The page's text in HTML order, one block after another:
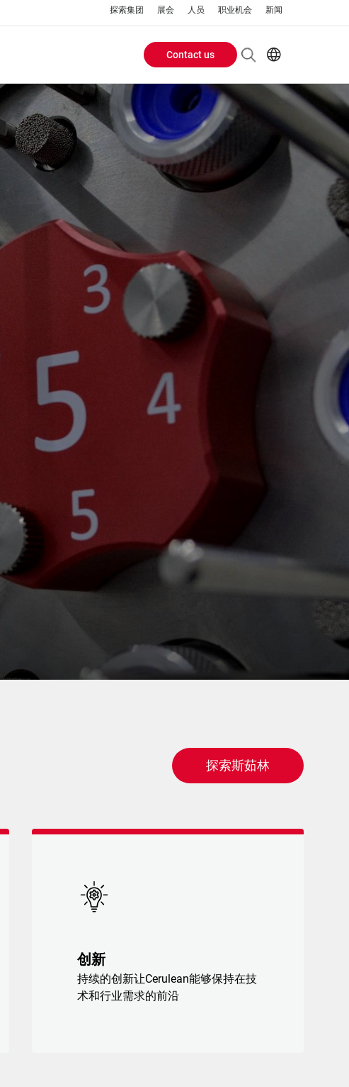
探索集团 展会 人员 职业机会 新闻
Header
Buttons
menu
Contact us
AR
ES
探索斯茹林
创新
持续的创新让Cerulean能够保持在技
术和行业需求的前沿